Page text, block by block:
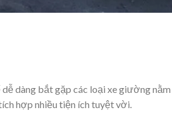
dễ dàng bắt gặp các loại xe giường
hợp nhiều tiện ích tuyệt vời.